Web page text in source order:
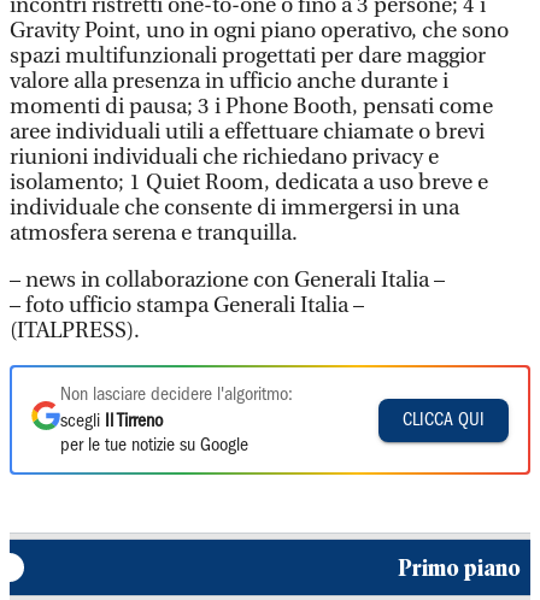
incontri ristretti one-to-one o fino a 3 persone; 4 i
Gravity Point, uno in ogni piano operativo, che sono
spazi multifunzionali progettati per dare maggior
valore alla presenza in ufficio anche durante i
momenti di pausa; 3 i Phone Booth, pensati come
aree individuali utili a effettuare chiamate o brevi
riunioni individuali che richiedano privacy e
isolamento; 1 Quiet Room, dedicata a uso breve e
individuale che consente di immergersi in una
atmosfera serena e tranquilla.
– news in collaborazione con Generali Italia –
– foto ufficio stampa Generali Italia –
(ITALPRESS).
Non lasciare decidere l'algoritmo:
scegli
Il Tirreno
per le tue notizie su Google
CLICCA QUI
Primo piano